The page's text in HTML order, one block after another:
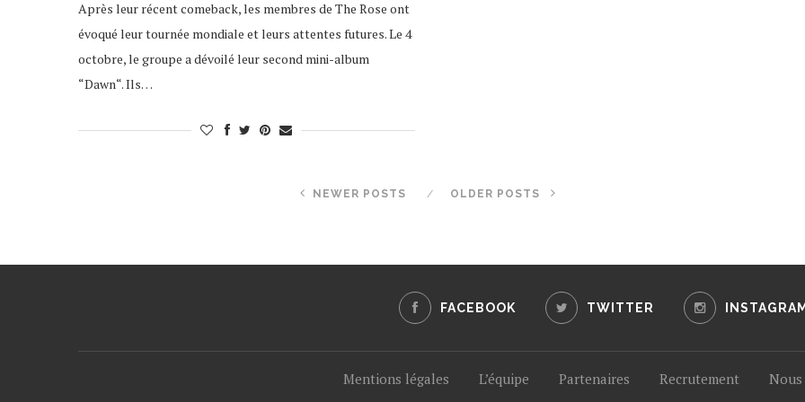
Après leur récent comeback, les membres de The Rose ont
évoqué leur tournée mondiale et leurs attentes futures. Le 4
octobre, le groupe a dévoilé leur second mini-album
“Dawn“. Ils…
NEWER POSTS OLDER POSTS
FACEBOOK TWITTER INSTAGRAM
Mentions légales L’équipe Partenaires Recrutement